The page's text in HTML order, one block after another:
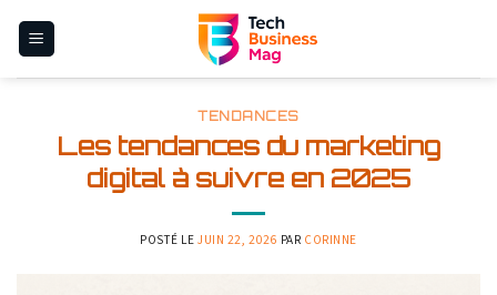
TENDANCES
Les tendances du marketing
digital à suivre en 2025
POSTÉ LEJUIN 22, 2026 PAR CORINNE